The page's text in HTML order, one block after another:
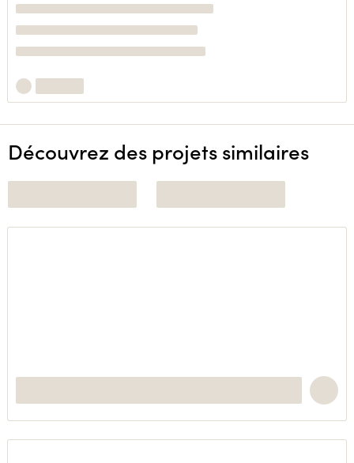
Découvrez des projets similaires